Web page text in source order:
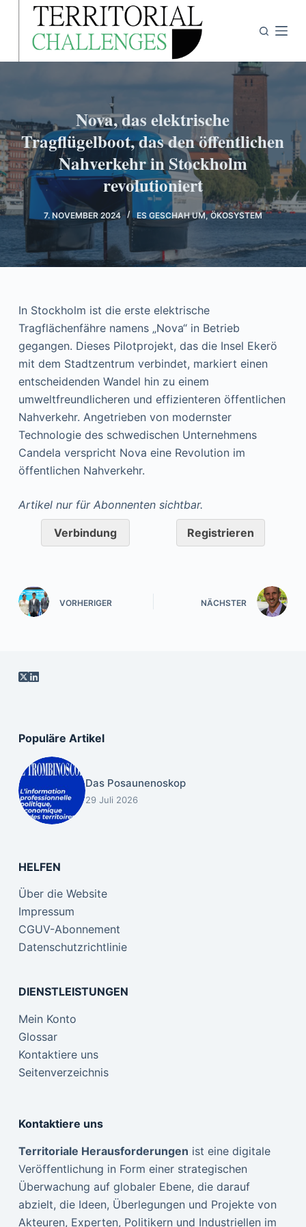
a
l
t
s
p
r
n
g
Nova, das elektrische
Tragflügelboot, das den öffentlichen
Nahverkehr in Stockholm
revolutioniert
7. NOVEMBER 2024 ES GESCHAH UM,ÖKOSYSTEM
In Stockholm ist die erste elektrische
Tragflächenfähre namens „Nova“ in Betrieb
gegangen. Dieses Pilotprojekt, das die Insel Ekerö
mit dem Stadtzentrum verbindet, markiert einen
entscheidenden Wandel hin zu einem
umweltfreundlicheren und effizienteren öffentlichen
Nahverkehr. Angetrieben von modernster
Technologie des schwedischen Unternehmens
Candela verspricht Nova eine Revolution im
öffentlichen Nahverkehr.
Artikel nur für Abonnenten sichtbar.
Verbindung Registrieren
VORHERIGER NÄCHSTER
Populäre Artikel
Das Posaunenoskop
29 Juli 2026
HELFEN
Über die Website
Impressum
CGUV-Abonnement
Datenschutzrichtlinie
DIENSTLEISTUNGEN
Mein Konto
Glossar
Kontaktiere uns
Seitenverzeichnis
Kontaktiere uns
Territoriale Herausforderungen ist eine digitale
Veröffentlichung in Form einer strategischen
Überwachung auf globaler Ebene, die darauf
abzielt, die Ideen, Überlegungen und Projekte von
Akteuren, Experten, Politikern und Industriellen im